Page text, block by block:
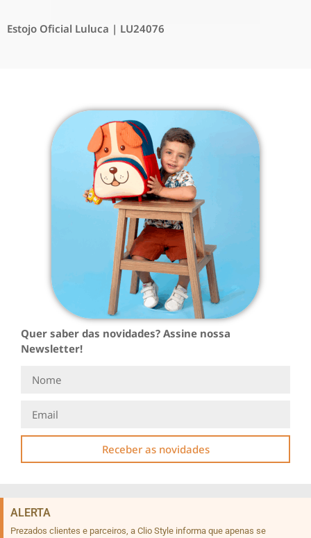
Estojo Oficial Luluca | LU24076
Quer saber das novidades? Assine nossa
Newsletter!
Receber as novidades
ALERTA
Prezados clientes e parceiros, a Clio Style informa que apenas se